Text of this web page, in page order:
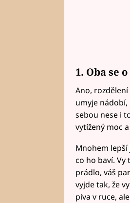
1. Oba se
Ano,
umyje nádobí,
sebou nese i
vytížený moc
Mnohem
co ho baví. Vy
prádlo, váš
vyjde tak, že
piva v ruce,